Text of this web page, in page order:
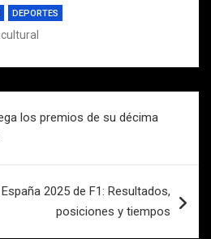
DEPORTES
los premios de su décima
2025 de F1: Resultados,
posiciones y tiempos